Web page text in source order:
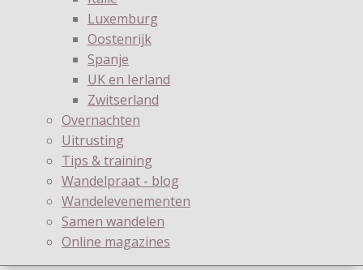
Luxemburg
Oostenrijk
Spanje
UK en Ierland
Zwitserland
Overnachten
Uitrusting
Tips & training
Wandelpraat - blog
Wandelevenementen
Samen wandelen
Online magazines